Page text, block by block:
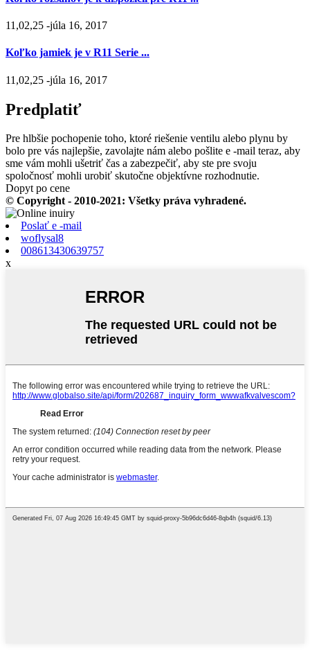
11,02,25 -júla 16, 2017
Koľko jamiek je v R11 Serie ...
11,02,25 -júla 16, 2017
Predplatiť
Pre hlbšie pochopenie toho, ktoré riešenie ventilu alebo plynu by
bolo pre vás najlepšie, zavolajte nám alebo pošlite e -mail teraz, aby
sme vám mohli ušetriť čas a zabezpečiť, aby ste pre svoju
spoločnosť mohli urobiť skutočne objektívne rozhodnutie.
Dopyt po cene
© Copyright - 2010-2021: Všetky práva vyhradené.
Poslať e -mail
woflysal8
008613430639757
x